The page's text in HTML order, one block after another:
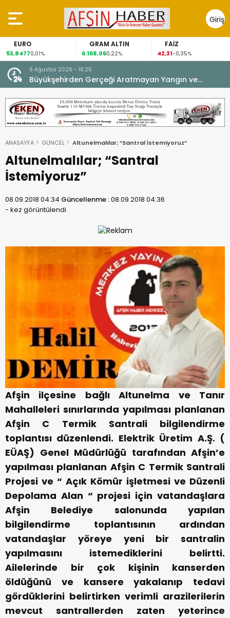
Giriş
Yap
0,01%
GRAM ALTIN
6.168,06 0,22% -0,35%
6 Ağustos 2026 - 16:25
Büyükşehirden Gerçeği Aratmayan Yangın ve
Kurtarma Tatbikatı.
ANASAYFA GÜNCEL Altunelmalılar; “Santral İstemiyoruz”
Altunelmalılar; “Santral
İstemiyoruz”
08.09.2018 04:34 Güncellenme :08.09.2018 04:36
- kez görüntülendi
Afşin ilçesine bağlı Altunelma ve Tanır
Mahalleleri sınırlarında yapılması planlanan
Afşin C Termik Santrali bilgilendirme
toplantısı düzenlendi. Elektrik Üretim A.Ş. (
EÜAŞ) Genel Müdürlüğü tarafından Afşin’e
yapılması planlanan Afşin C Termik Santrali
Projesi ve “ Açık Kömür işletmesi ve Düzenli
Depolama Alan “ projesi için vatandaşlara
Afşin Belediye salonunda yapılan
bilgilendirme toplantısının ardından
vatandaşlar yöreye yeni bir santralin
yapılmasını istemediklerini belirtti.
Ailelerinde bir çok kişinin kanserden
öldüğünü ve kansere yakalanıp tedavi
gördüklerini belirtirken verimli arazilerilerin
mevcut santrallerden zaten yeterince